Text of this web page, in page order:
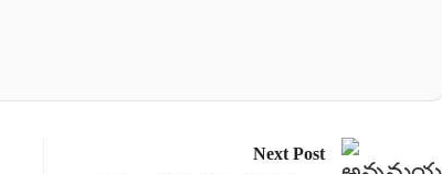
Next Post